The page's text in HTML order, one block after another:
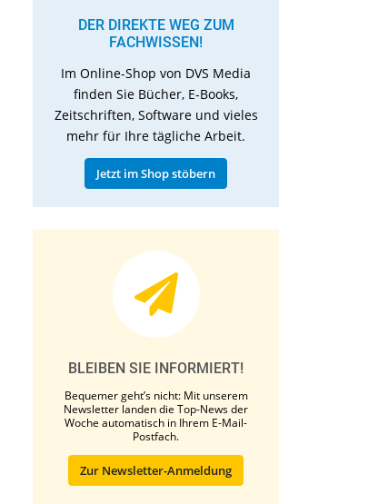
DER DIREKTE WEG ZUM
FACHWISSEN!
Im Online-Shop von DVS Media
finden Sie Bücher, E-Books,
Zeitschriften, Software und vieles
mehr für Ihre tägliche Arbeit.
Jetzt im Shop stöbern
BLEIBEN SIE INFORMIERT!
Bequemer geht’s nicht: Mit unserem
Newsletter landen die Top-News der
Woche automatisch in Ihrem E-Mail-
Postfach.
Zur Newsletter-Anmeldung